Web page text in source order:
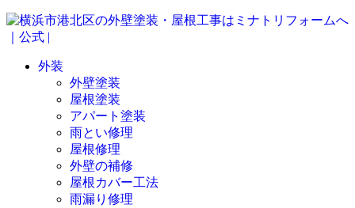
外装
外壁塗装
屋根塗装
アパート塗装
雨とい修理
屋根修理
外壁の補修
屋根カバー工法
雨漏り修理